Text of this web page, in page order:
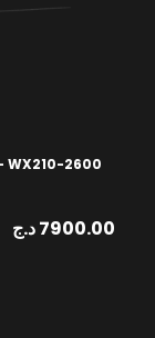
2600
7900.00د.ج